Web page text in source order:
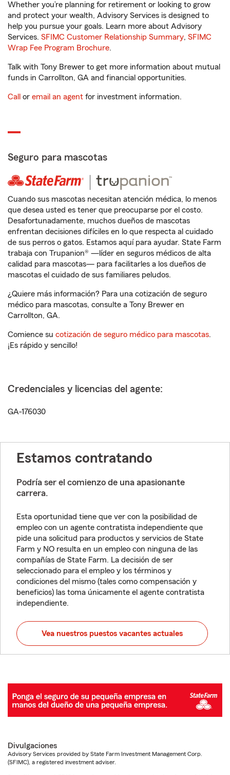
Whether you’re planning for retirement or looking to grow
and protect your wealth, Advisory Services is designed to
help you pursue your goals. Learn more about Advisory
Services. SFIMC Customer Relationship Summary, SFIMC
Wrap Fee Program Brochure.
Talk with Tony Brewer to get more information about mutual
funds in Carrollton, GA and financial opportunities.
Call or email an agent for investment information.
Seguro para mascotas
Cuando sus mascotas necesitan atención médica, lo menos
que desea usted es tener que preocuparse por el costo.
Desafortunadamente, muchos dueños de mascotas
enfrentan decisiones difíciles en lo que respecta al cuidado
de sus perros o gatos. Estamos aquí para ayudar. State Farm
trabaja con Trupanion® —líder en seguros médicos de alta
calidad para mascotas— para facilitarles a los dueños de
mascotas el cuidado de sus familiares peludos.
¿Quiere más información? Para una cotización de seguro
médico para mascotas, consulte a Tony Brewer en
Carrollton, GA.
Comience su cotización de seguro médico para mascotas.
¡Es rápido y sencillo!
Credenciales y licencias del agente:
GA-176030
Estamos contratando
Podría ser el comienzo de una apasionante
carrera.
Esta oportunidad tiene que ver con la posibilidad de
empleo con un agente contratista independiente que
pide una solicitud para productos y servicios de State
Farm y NO resulta en un empleo con ninguna de las
compañías de State Farm. La decisión de ser
seleccionado para el empleo y los términos y
condiciones del mismo (tales como compensación y
beneficios) las toma únicamente el agente contratista
independiente.
Vea nuestros puestos vacantes actuales
Divulgaciones
Advisory Services provided by State Farm Investment Management Corp.
(SFIMC), a registered investment adviser.